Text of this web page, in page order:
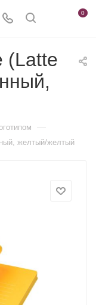
0
(Latte
—
желтый/желтый